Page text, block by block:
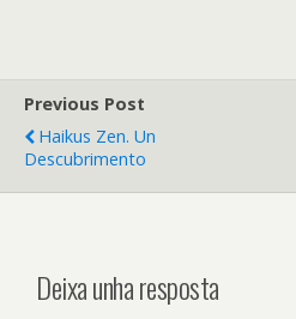
Previous Post
Haikus Zen. Un
Descubrimento
Deixa unha resposta